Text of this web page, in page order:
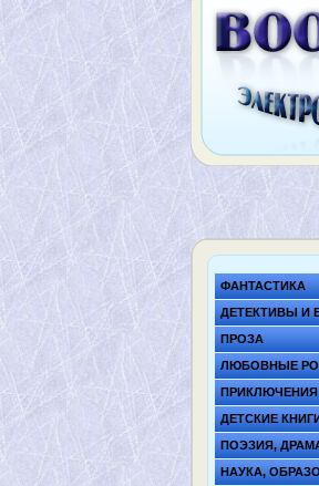
ФАНТАСТИКА
ДЕТЕКТИВЫ И
ПРОЗА
ЛЮБОВНЫЕ
ПРИКЛЮЧЕНИЯ
ДЕТСКИЕ
ПОЭЗИЯ,
НАУКА,